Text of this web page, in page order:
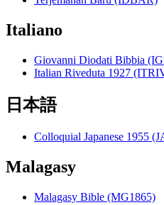
Italiano
Giovanni Diodati Bibbia
Italian Riveduta 1927
日本語
Colloquial Japanese 1955
Malagasy
Malagasy Bible (MG1865)